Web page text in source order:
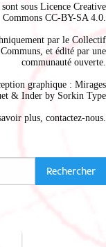
sous Licence Creative
Commons CC-BY-SA 4.0
par le Collectif
, et édité par une
communauté ouverte.
graphique : Mirages
t & Inder by Sorkin Type
plus, contactez-nous